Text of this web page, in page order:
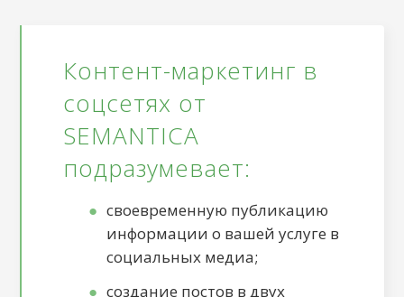
Контент-маркетинг в
соцсетях от
SEMANTICA
подразумевает:
своевременную публикацию
информации о вашей услуге в
социальных медиа;
создание постов в двух